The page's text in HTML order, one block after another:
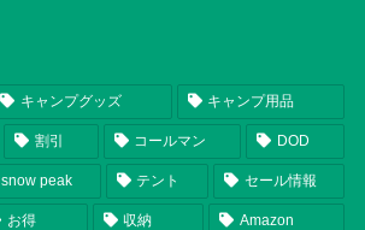
キャンプグッズ キャンプ用品
割引 コールマン DOD
snow peak テント セール情報
お得 収納 Amazon